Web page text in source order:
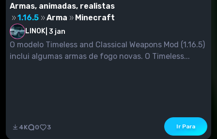
Armas, animadas, realistas
1.16.5
Arma Minecraft
LINOK 3 jan
O modelo Timeless and Classical Weapons Mod (1.16.5)
inclui algumas armas de fogo novas. O Timeless...
4K 0 3 Ir Para